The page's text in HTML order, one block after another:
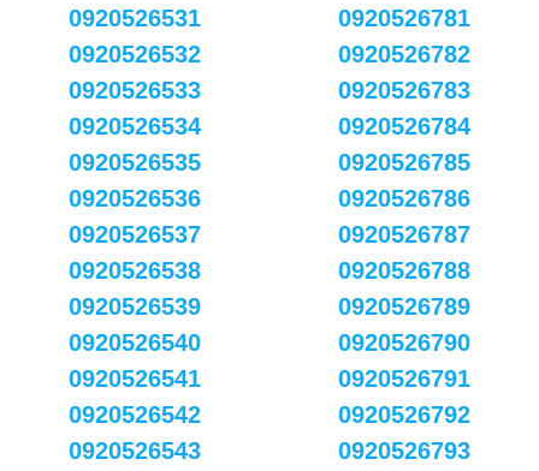
0920526531
0920526532
0920526533
0920526534
0920526535
0920526536
0920526537
0920526538
0920526539
0920526540
0920526541
0920526542
0920526543
0920526781
0920526782
0920526783
0920526784
0920526785
0920526786
0920526787
0920526788
0920526789
0920526790
0920526791
0920526792
0920526793